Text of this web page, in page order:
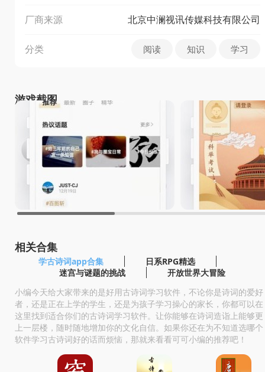
厂商来源 北京中澜视讯传媒科技有限公司
分类 阅读 知识 学习
游戏截图
相关合集
学古诗词app合集
日系RPG精选
迷宫与谜题的挑战
开放世界大冒险
小编今天给大家带来的是好用古诗词学习软件，不论你是诗词的爱好
者，还是正在上学的学生，还是为孩子学习操心的家长，你都可以在
这里找到适合你们的古诗词学习软件。让你能够在诗词造诣上能够更
上一层楼，随时随地增加你的文化自信。如果你还在为不知道选哪个
软件学习古诗词好的话而烦恼，那就来看看可可小编的推荐吧！